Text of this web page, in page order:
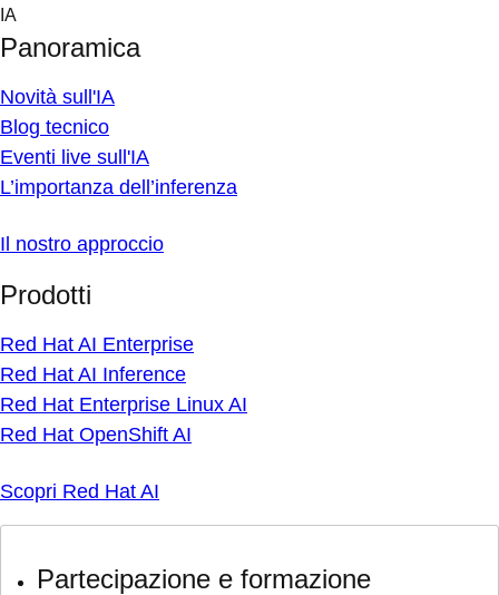
Skip
content
IA
Panoramica
Novità sull'IA
Blog tecnico
Eventi live sull'IA
L’importanza dell’inferenza
Il nostro approccio
Prodotti
Red Hat AI Enterprise
Red Hat AI Inference
Red Hat Enterprise Linux AI
Red Hat OpenShift AI
Scopri Red Hat AI
Partecipazione e formazione